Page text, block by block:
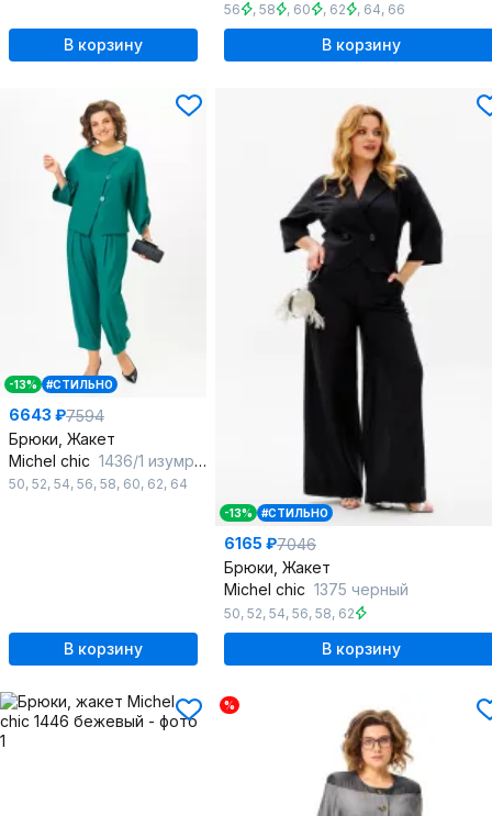
В корзину
56 , 58 , 60 , 62 , 64, 66
В корзину
-13% #СТИЛЬНО
6643 ₽7594
Брюки, Жакет
Michel chic 1436/1 изумрудный
50, 52, 54, 56, 58, 60, 62, 64
В корзину
-13% #СТИЛЬНО
6165 ₽7046
Брюки, Жакет
Michel chic 1375 черный
50, 52, 54, 56, 58, 62
В корзину
%